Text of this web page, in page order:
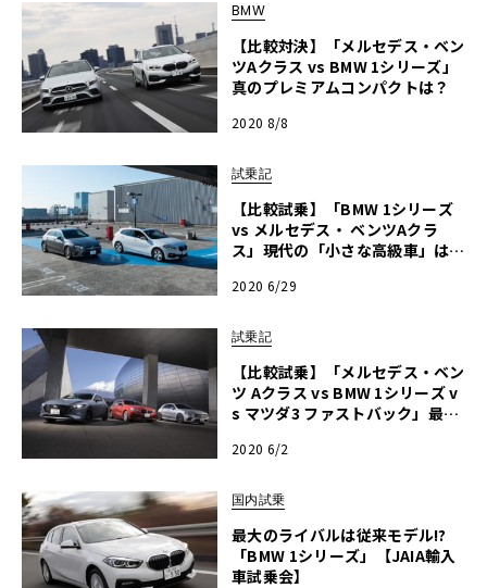
BMW
【比較対決】「メルセデス・ベン
ツAクラス vs BMW 1シリーズ」
真のプレミアムコンパクトは？
2020 8/8
試乗記
【比較試乗】「BMW 1シリーズ
vs メルセデス・ ベンツAクラ
ス」現代の「小さな高級車」はど
2020 6/29
試乗記
【比較試乗】「メルセデス・ベン
ツ Aクラス vs BMW 1シリーズ v
s マツダ3 ファストバック」最新
製コンパクトもここまで来た！
2020 6/2
国内試乗
最大のライバルは従来モデル!?
「BMW 1シリーズ」【JAIA輸入
車試乗会】